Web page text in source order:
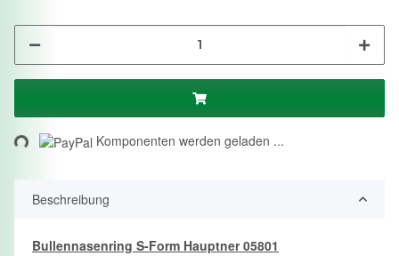
Komponenten werden geladen ...
Beschreibung
Bullennasenring S-Form Hauptner 05801